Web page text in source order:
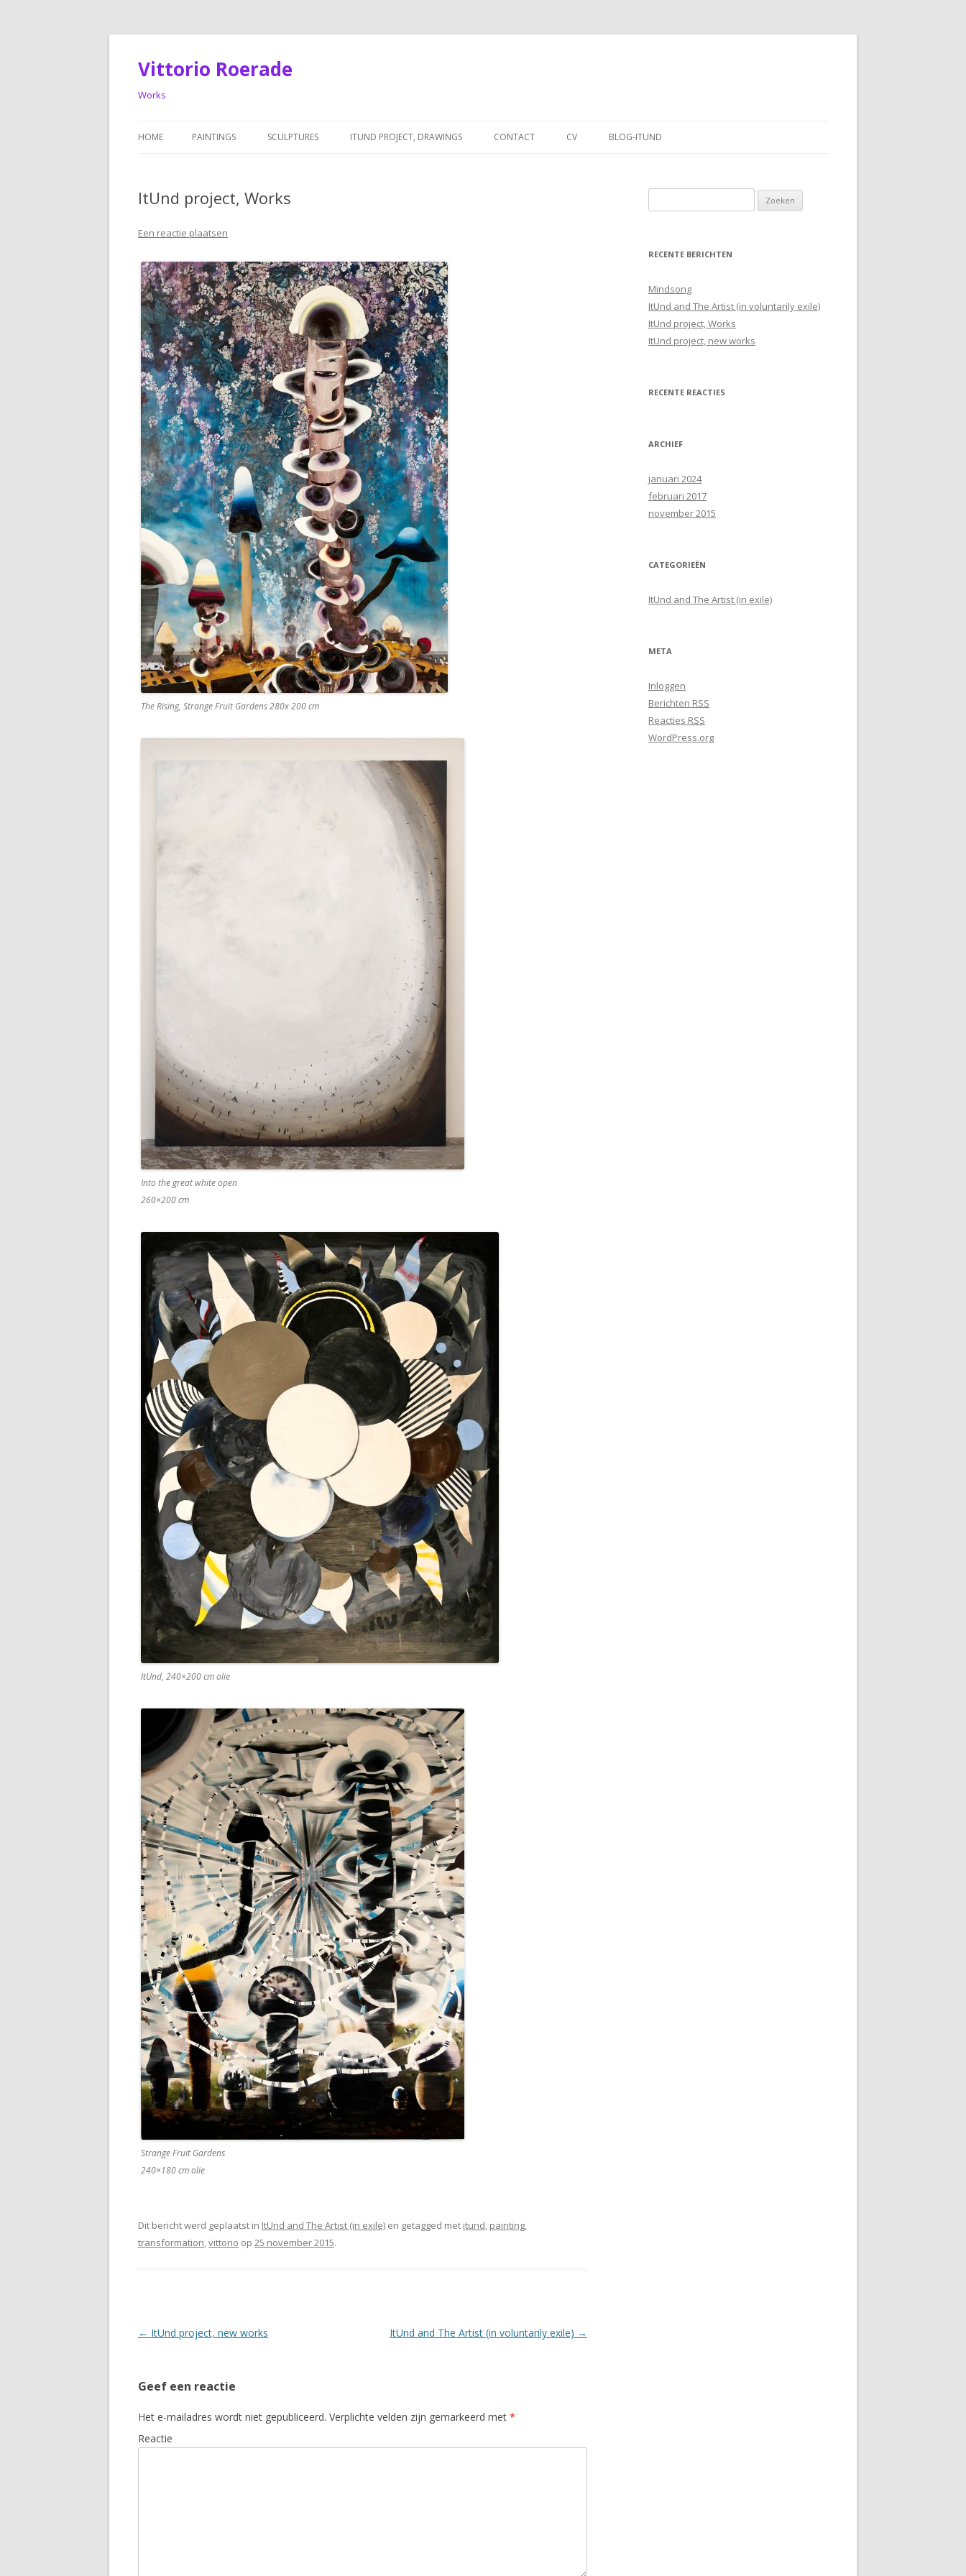
Vittorio Roerade
Works
naar
HOME PAINTINGS SCULPTURES ITUND PROJECT, DRAWINGS CONTACT CV BLOG-ITUND
ItUnd project, Works
Een reactie plaatsen
The Rising, Strange Fruit Gardens 280x 200 cm
Into the great white open
260×200 cm
ItUnd, 240×200 cm olie
Strange Fruit Gardens
240×180 cm olie
Dit bericht werd geplaatst in ItUnd and The Artist (in exile) en getagged met itund, painting,
transformation,vittorio op 25 november 2015.
Berichtnavigatie
← ItUnd project, new works ItUnd and The Artist (in voluntarily exile) →
Geef een reactie
Het e-mailadres wordt niet gepubliceerd. Verplichte velden zijn gemarkeerd met *
Reactie
o
k
n
n
a
a
RECENTE BERICHTEN
Mindsong
ItUnd and The Artist (in voluntarily exile)
ItUnd project, Works
ItUnd project, new works
RECENTE REACTIES
ARCHIEF
januari 2024
februari 2017
november 2015
CATEGORIEËN
ItUnd and The Artist (in exile)
META
Inloggen
Berichten RSS
Reacties RSS
WordPress.org